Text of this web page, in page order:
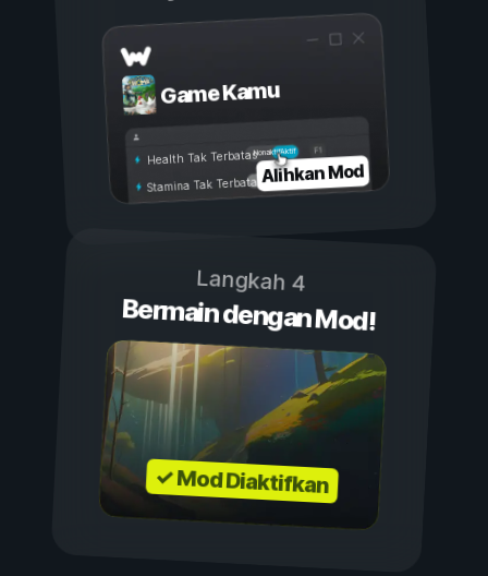
Game Kamu
Aktif
Nonaktif
Health Tak Terbatas
Stamina Tak TerbatasAlihkan Mod
Langkah 4
Bermain dengan Mod!
✓ Mod Diaktifkan